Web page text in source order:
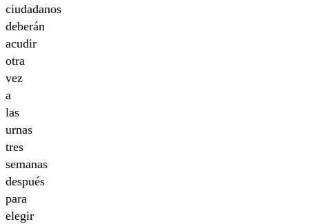
ciudadanos
deberán
acudir
otra
vez
a
las
urnas
tres
semanas
después
para
elegir